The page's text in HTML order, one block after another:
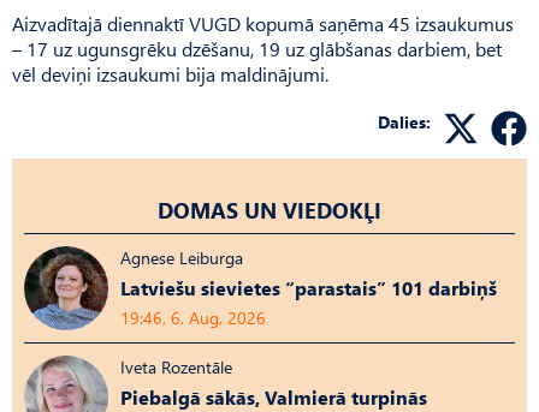
Aizvadītajā diennaktī VUGD kopumā saņēma 45 izsaukumus
– 17 uz ugunsgrēku dzēšanu, 19 uz glābšanas darbiem, bet
vēl deviņi izsaukumi bija maldinājumi.
Dalies:
DOMAS UN VIEDOKĻI
Agnese Leiburga
Latviešu sievietes “parastais” 101 darbiņš
19:46, 6. Aug, 2026
Iveta Rozentāle
Piebalgā sākās, Valmierā turpinās